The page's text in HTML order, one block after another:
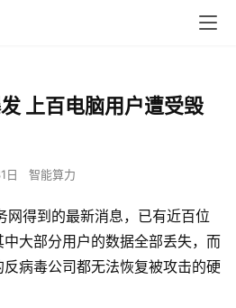
上百电脑用户遭受毁
日 智能算力
得到的最新消息，已有近百位
大部分用户的数据全部丢失，而
病毒公司都无法恢复被攻击的硬